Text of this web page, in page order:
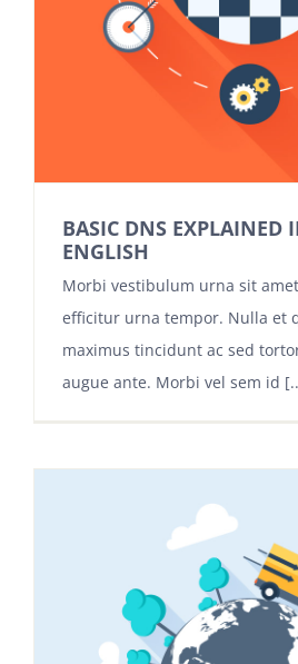
BASIC DNS EXPLAINED
ENGLISH
Morbi vestibulum urna sit
efficitur urna tempor. Nulla et
maximus tincidunt ac sed
augue ante. Morbi vel sem id